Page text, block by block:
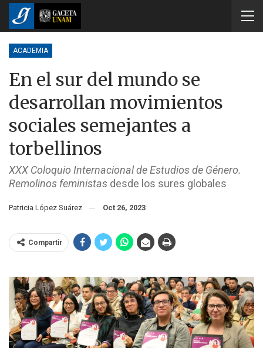
ACADEMIA
En el sur del mundo se
desarrollan movimientos
sociales semejantes a
torbellinos
XXX Coloquio Internacional de Estudios de Género.
Remolinos feministas desde los sures globales
Patricia López Suárez Oct 26, 2023
Compartir